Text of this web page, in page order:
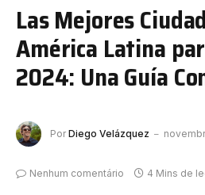
Las Mejores
América Latina
2024: Una Guía
Por Diego Velázquez
Nenhum comentário 4 Mins de